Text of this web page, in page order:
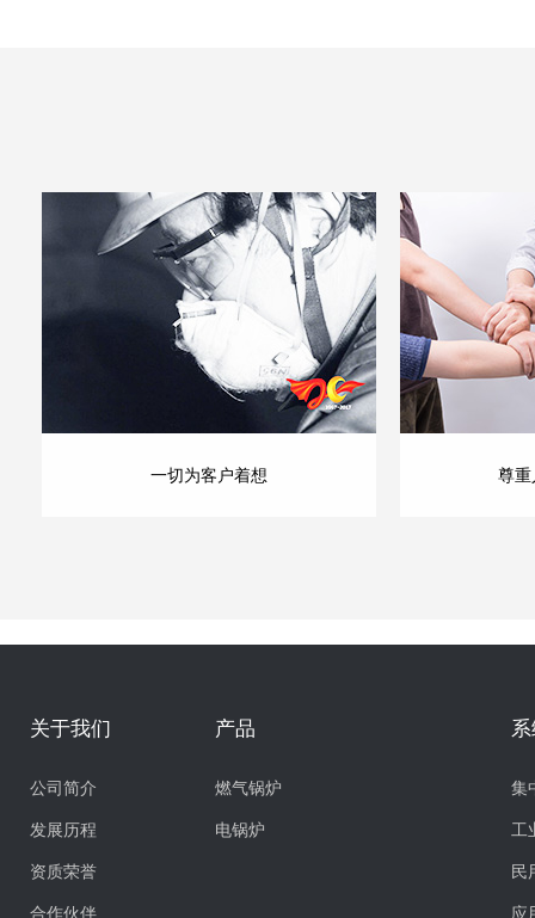
一切为客户着想 尊重
关于我们
公司简介
发展历程
资质荣誉
合作伙伴
产品
燃气锅炉
电锅炉
集
工
民
应